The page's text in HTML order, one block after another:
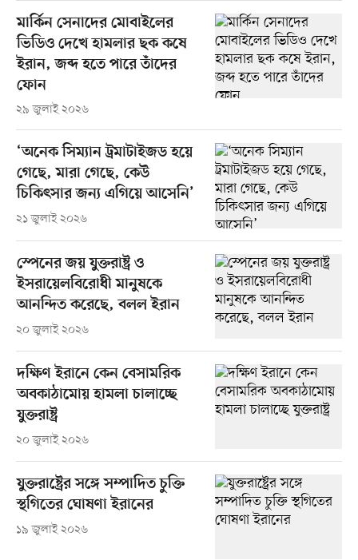
মার্কিন সেনাদের মোবাইলের
ভিডিও দেখে হামলার ছক কষে
ইরান, জব্দ হতে পারে তাঁদের
ফোন
২৯ জুলাই ২০২৬
‘অনেক সিম্যান ট্রমাটাইজড হয়ে
গেছে, মারা গেছে, কেউ
চিকিৎসার জন্য এগিয়ে আসেনি’
২১ জুলাই ২০২৬
স্পেনের জয় যুক্তরাষ্ট্র ও
ইসরায়েলবিরোধী মানুষকে
আনন্দিত করেছে, বলল ইরান
২০ জুলাই ২০২৬
দক্ষিণ ইরানে কেন বেসামরিক
অবকাঠামোয় হামলা চালাচ্ছে
যুক্তরাষ্ট্র
২০ জুলাই ২০২৬
যুক্তরাষ্ট্রের সঙ্গে সম্পাদিত চুক্তি
স্থগিতের ঘোষণা ইরানের
১৯ জুলাই ২০২৬